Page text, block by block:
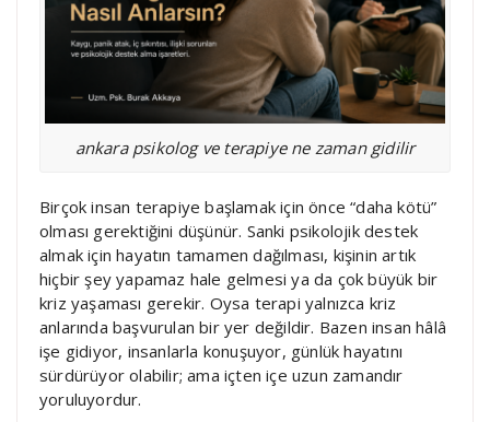
ankara psikolog ve terapiye ne zaman gidilir
Birçok insan terapiye başlamak için önce “daha kötü”
olması gerektiğini düşünür. Sanki psikolojik destek
almak için hayatın tamamen dağılması, kişinin artık
hiçbir şey yapamaz hale gelmesi ya da çok büyük bir
kriz yaşaması gerekir. Oysa terapi yalnızca kriz
anlarında başvurulan bir yer değildir. Bazen insan hâlâ
işe gidiyor, insanlarla konuşuyor, günlük hayatını
sürdürüyor olabilir; ama içten içe uzun zamandır
yoruluyordur.